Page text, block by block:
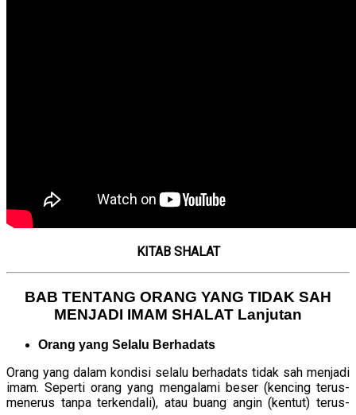
KITAB SHALAT
BAB TENTANG ORANG YANG TIDAK SAH
MENJADI IMAM SHALAT Lanjutan
Orang yang Selalu Berhadats
Orang yang dalam kondisi selalu berhadats tidak sah menjadi
imam. Seperti orang yang mengalami beser (kencing terus-
menerus tanpa terkendali), atau buang angin (kentut) terus-